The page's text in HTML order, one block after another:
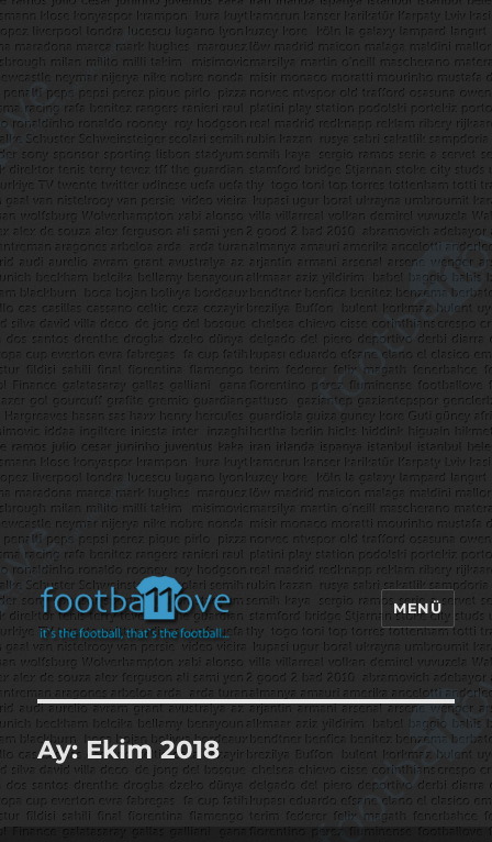
footbaLLove
MENÜ
Ay: Ekim 2018